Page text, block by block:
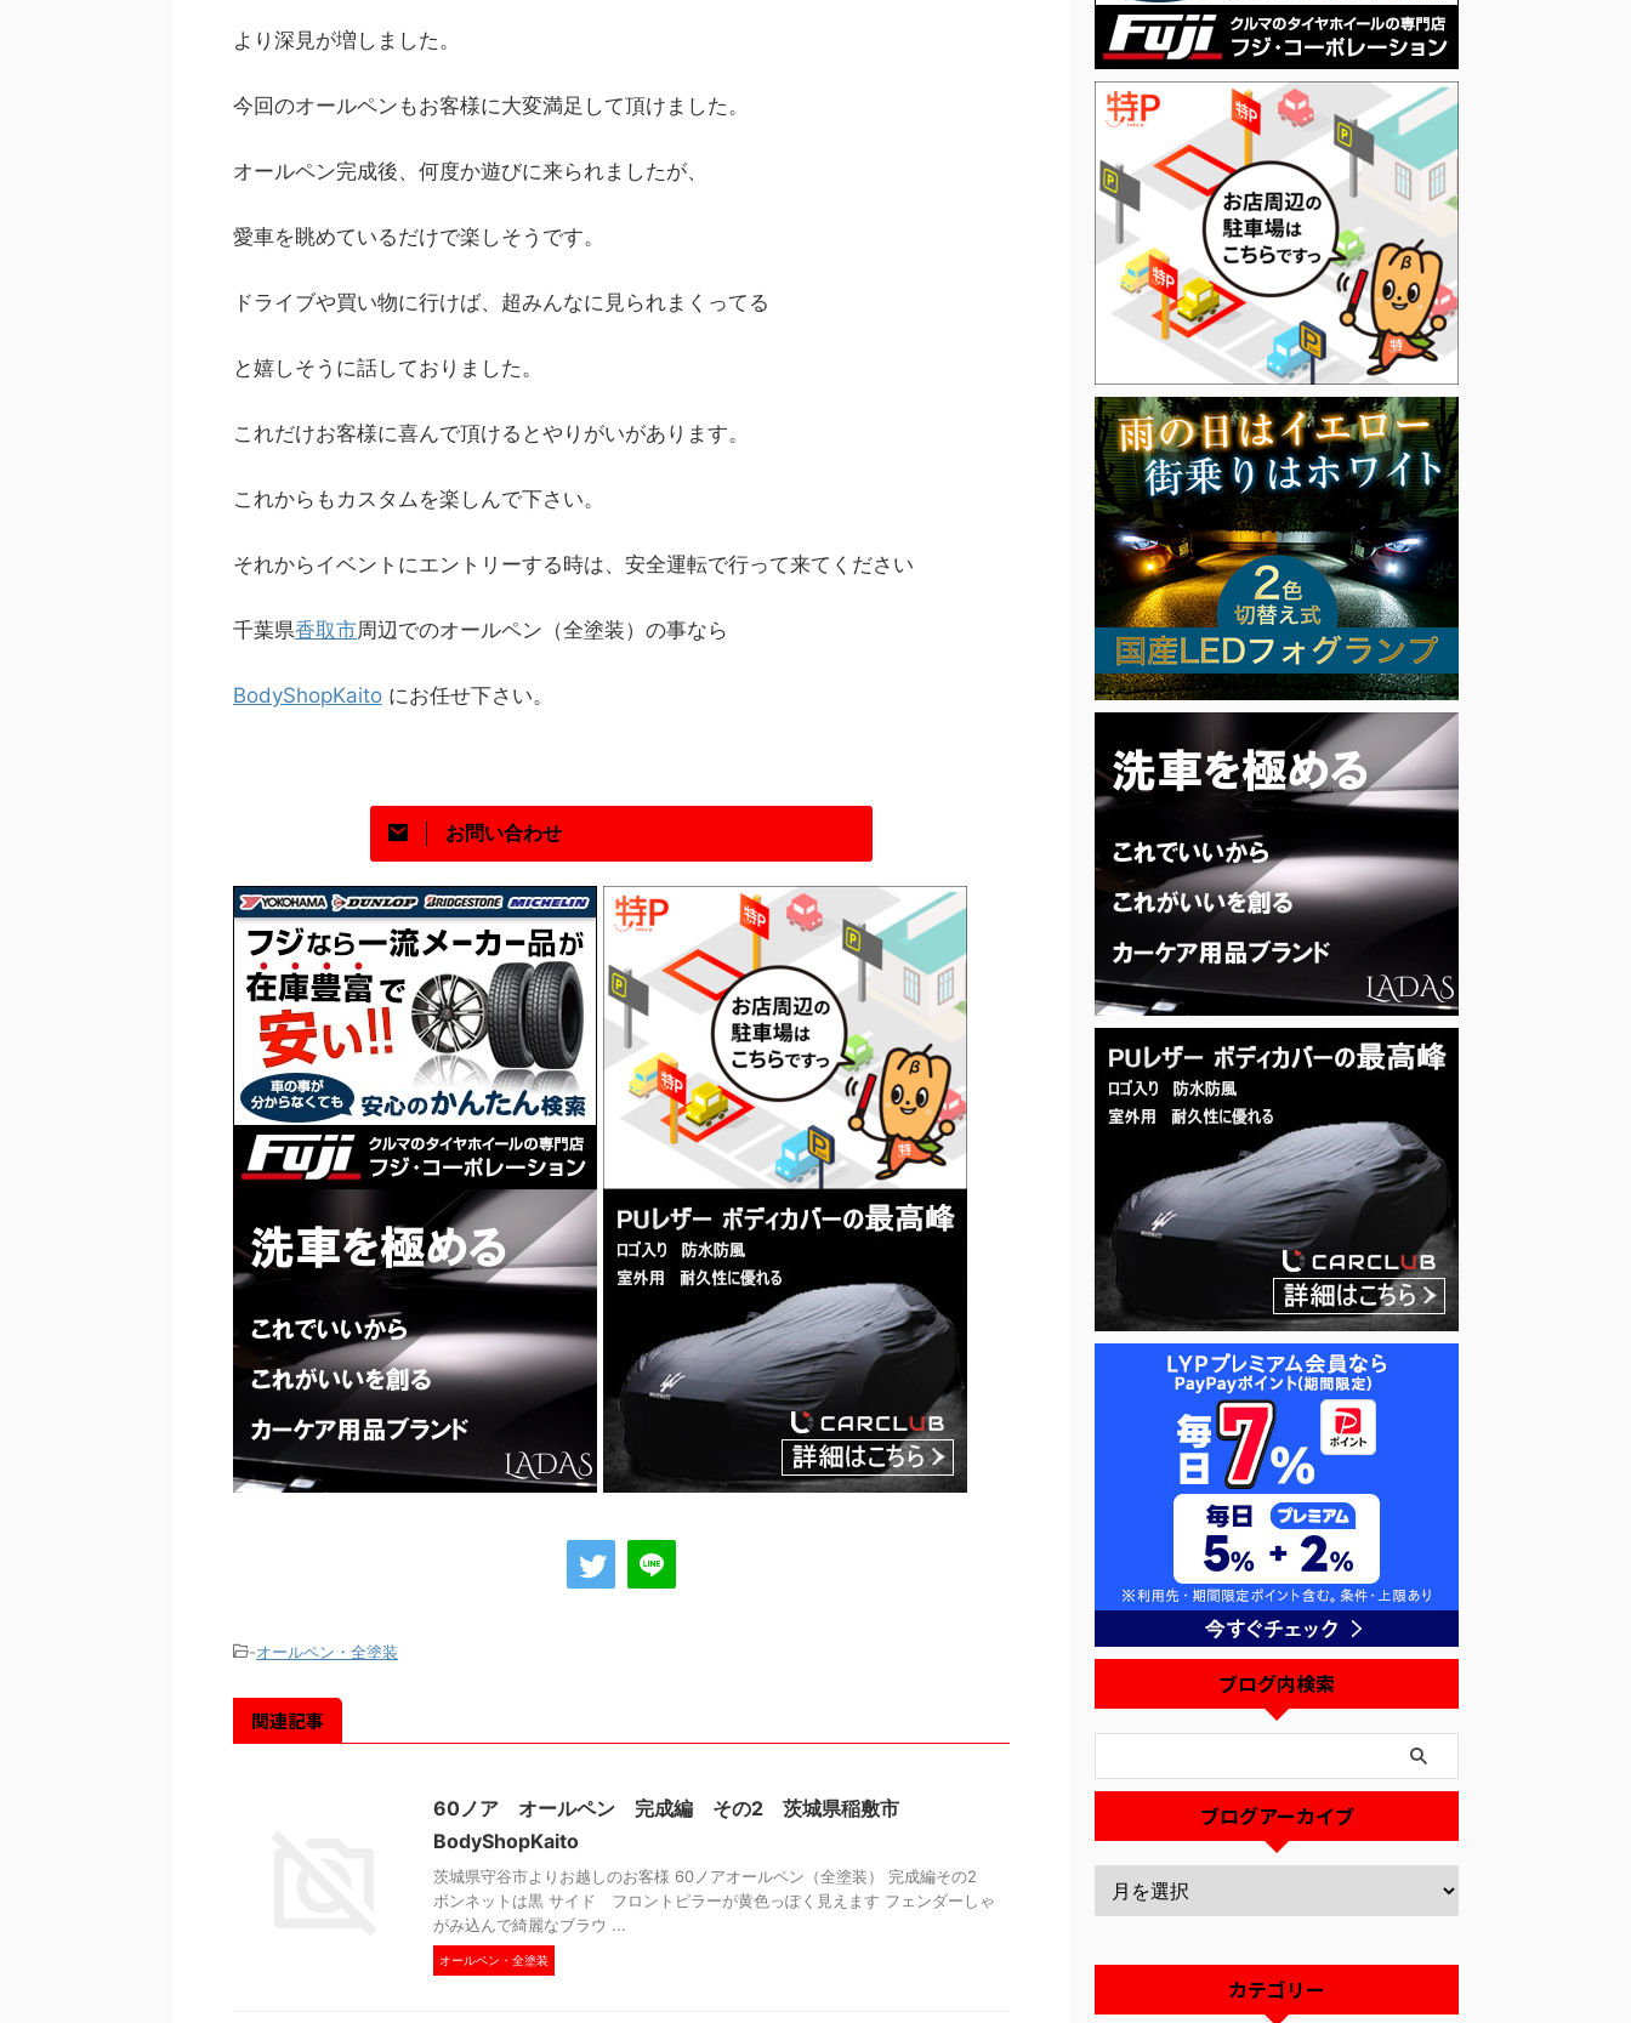
より深見が増しました。
今回のオールペンもお客様に大変満足して頂けました。
オールペン完成後、何度か遊びに来られましたが、
愛車を眺めているだけで楽しそうです。
ドライブや買い物に行けば、超みんなに見られまくってる
と嬉しそうに話しておりました。
これだけお客様に喜んで頂けるとやりがいがあります。
これからもカスタムを楽しんで下さい。
それからイベントにエントリーする時は、安全運転で行って来てください
千葉県香取市周辺でのオールペン（全塗装）の事なら
BodyShopKaito にお任せ下さい。
お問い合わせ
-オールペン・全塗装
関連記事
60ノア オールペン 完成編 その2 茨城県稲敷市
BodyShopKaito
茨城県守谷市よりお越しのお客様 60ノアオールペン（全塗装） 完成編その2
ボンネットは黒 サイド フロントピラーが黄色っぽく見えます フェンダーしゃ
がみ込んで綺麗なブラウ ...
オールペン・全塗装
ブログ内検索
ブログアーカイブ
カテゴリー